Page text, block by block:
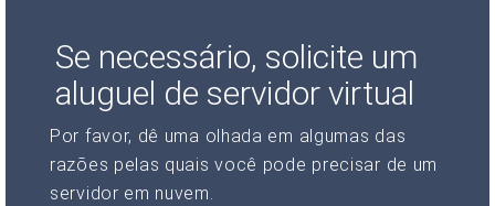
Se necessário, solicite um
aluguel de servidor virtual
Por favor, dê uma olhada em algumas das
razões pelas quais você pode precisar de um
servidor em nuvem.